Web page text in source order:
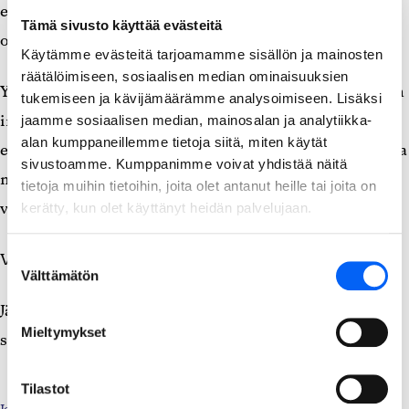
Tämä sivusto käyttää evästeitä
Käytämme evästeitä tarjoamamme sisällön ja mainosten
räätälöimiseen, sosiaalisen median ominaisuuksien
tukemiseen ja kävijämäärämme analysoimiseen. Lisäksi
jaamme sosiaalisen median, mainosalan ja analytiikka-
alan kumppaneillemme tietoja siitä, miten käytät
sivustoamme. Kumppanimme voivat yhdistää näitä
tietoja muihin tietoihin, joita olet antanut heille tai joita on
kerätty, kun olet käyttänyt heidän palvelujaan.
Suostumuksen
valinta
Välttämätön
Mieltymykset
Tilastot
elävöittämään ajatonta musiikkia jännittävällä ja
omaperäisellä tavalla.
Yleisö voi odottaa esitystä, joka korostaa näiden kahden
instrumentin sekä teknistä mestarillisuutta että
emotionaalista syvyyttä, taustanaan italialainen taide ja
musiikillinen perintö. Konsertin kesto n. 60 min, ei
väliaikaa.
Vapaa pääsy, tervetuloa!
Järjestäjänä Taivalkosken kunta ja Taivalkosken
seurakunta
https://taivalkoski.fi/